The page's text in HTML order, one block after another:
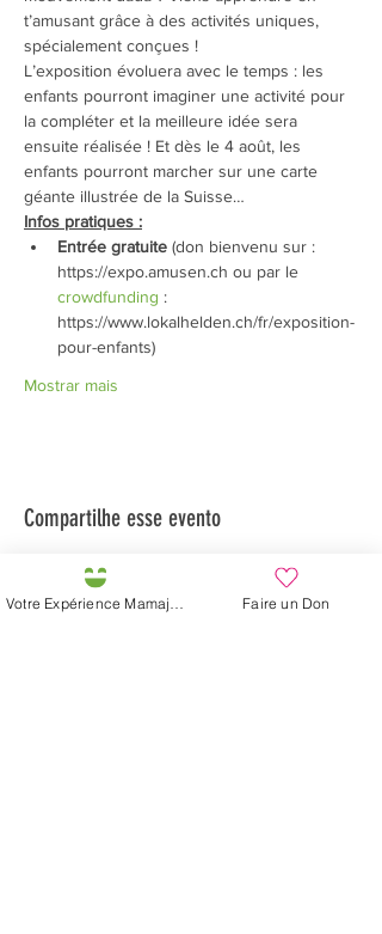
t’amusant grâce à des activités uniques,
spécialement conçues !
L’exposition évoluera avec le temps : les
enfants pourront imaginer une activité pour
la compléter et la meilleure idée sera
ensuite réalisée ! Et dès le 4 août, les
enfants pourront marcher sur une carte
géante illustrée de la Suisse…
Infos pratiques :
Entrée gratuite (don bienvenu sur :
https://expo.amusen.ch ou par le
crowdfunding :
https://www.lokalhelden.ch/fr/exposition-
pour-enfants)
Mostrar mais
Compartilhe esse evento
Faire un Don